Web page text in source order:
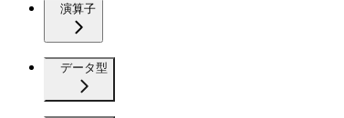
演算子
データ型